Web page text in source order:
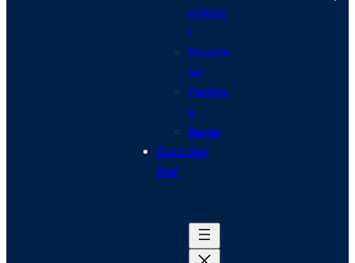
urikule
r
Downlo
ad
Fasilita
s
Berita
Guru dan
Staf